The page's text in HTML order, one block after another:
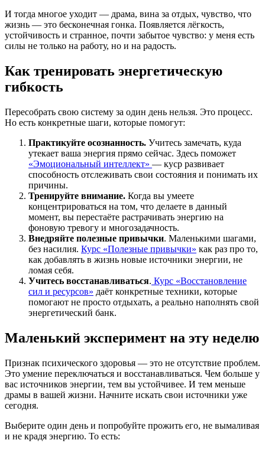
И тогда многое уходит ― драма, вина за отдых, чувство, что
жизнь — это бесконечная гонка. Появляется лёгкость,
устойчивость и странное, почти забытое чувство: у меня есть
силы не только на работу, но и на радость.
Как тренировать энергетическую
гибкость
Пересобрать свою систему за один день нельзя. Это процесс.
Но есть конкретные шаги, которые помогут:
Практикуйте осознанность. Учитесь замечать, куда
утекает ваша энергия прямо сейчас. Здесь поможет
«Эмоциональный интеллект» ― куср развивает
способность отслеживать свои состояния и понимать их
причины.
Тренируйте внимание. Когда вы умеете
концентрироваться на том, что делаете в данный
момент, вы перестаёте растрачивать энергию на
фоновую тревогу и многозадачность.
Внедряйте полезные привычки. Маленькими шагами,
без насилия. Курс «Полезные привычки» как раз про то,
как добавлять в жизнь новые источники энергии, не
ломая себя.
Учитесь восстанавливаться. Курс «Восстановление
сил и ресурсов» даёт конкретные техники, которые
помогают не просто отдыхать, а реально наполнять свой
энергетический банк.
Маленький эксперимент на эту неделю
Признак психического здоровья — это не отсутствие проблем.
Это умение переключаться и восстанавливаться. Чем больше у
вас источников энергии, тем вы устойчивее. И тем меньше
драмы в вашей жизни. Начните искать свои источники уже
сегодня.
Выберите один день и попробуйте прожить его, не вымаливая
и не крадя энергию. То есть: